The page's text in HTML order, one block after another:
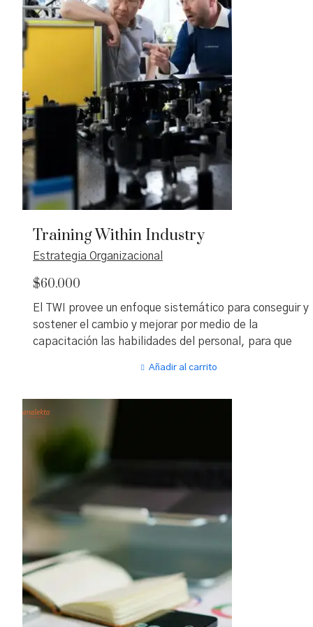
prácticas y tableros de comando.
Training Within Industry
Estrategia Organizacional
$60.000
El TWI provee un enfoque sistemático para conseguir y
sostener el cambio y mejorar por medio de la
capacitación las habilidades del personal, para que
muestra cómo poner estas ideas en práctica en forma
inmediata. Crea sentido de pertenencia en la gente
mantener el trabajo estandarizado. Es un programa de
gran simplicidad, aplicando el principio de aprender
haciendo el trabajo y construye además multiplicadores
para esparcir el entrenamiento.
Añadir al carrito